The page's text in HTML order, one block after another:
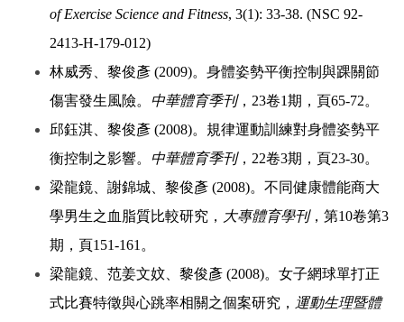
of Exercise Science and Fitness, 3(1): 33-38. (NSC 92-
2413-H-179-012)
林威秀、黎俊彥 (2009)。身體姿勢平衡控制與踝關節
傷害發生風險。 中華體育季刊，23卷1期，頁65-72。
邱鈺淇、黎俊彥 (2008)。規律運動訓練對身體姿勢平
衡控制之影響。 中華體育季刊，22卷3期，頁23-30。
梁龍鏡、謝錦城、黎俊彥 (2008)。不同健康體能商大
學男生之血脂質比較研究， 大專體育學刊，第10卷第3
期，頁151-161。
梁龍鏡、范姜文妏、黎俊彥 (2008)。女子網球單打正
式比賽特徵與心跳率相關之個案研究， 運動生理暨體